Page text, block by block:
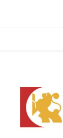
una ayuda de la
Córdoba dentro
Específico de
Municipal contra